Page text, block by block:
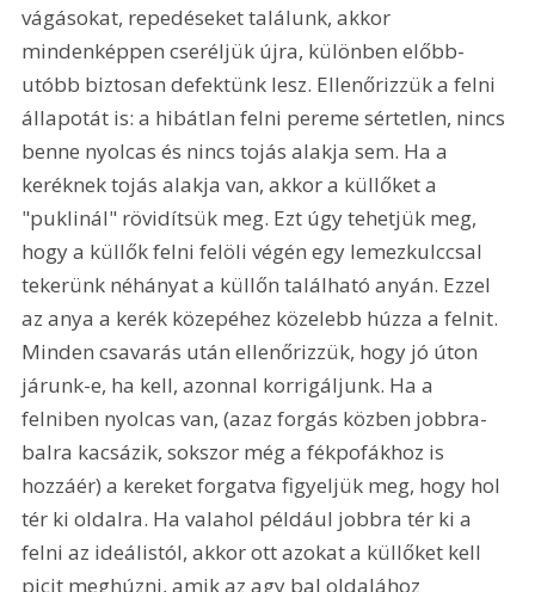
vágásokat, repedéseket találunk, akkor
mindenképpen cseréljük újra, különben előbb-
utóbb biztosan defektünk lesz. Ellenőrizzük a felni
állapotát is: a hibátlan felni pereme sértetlen, nincs
benne nyolcas és nincs tojás alakja sem. Ha a
keréknek tojás alakja van, akkor a küllőket a
"puklinál" rövidítsük meg. Ezt úgy tehetjük meg,
hogy a küllők felni felöli végén egy lemezkulccsal
tekerünk néhányat a küllőn található anyán. Ezzel
az anya a kerék közepéhez közelebb húzza a felnit.
Minden csavarás után ellenőrizzük, hogy jó úton
járunk-e, ha kell, azonnal korrigáljunk. Ha a
felniben nyolcas van, (azaz forgás közben jobbra-
balra kacsázik, sokszor még a fékpofákhoz is
hozzáér) a kereket forgatva figyeljük meg, hogy hol
tér ki oldalra. Ha valahol például jobbra tér ki a
felni az ideálistól, akkor ott azokat a küllőket kell
picit meghúzni, amik az agy bal oldalához